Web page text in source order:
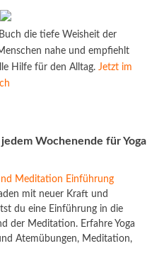
die tiefe Weisheit der
nahe und empfiehlt
Hilfe für den Alltag. Jetzt im
Wochenende für Yoga
Meditation Einführung
mit neuer Kraft und
du eine Einführung in die
der Meditation. Erfahre Yoga
Atemübungen, Meditation,